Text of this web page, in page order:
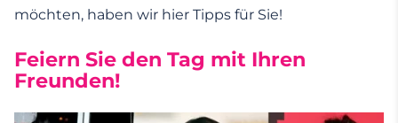
möchten, haben wir hier Tipps für Sie!
Feiern Sie den Tag mit Ihren
Freunden!